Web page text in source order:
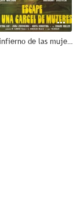
El infierno de las mujeres